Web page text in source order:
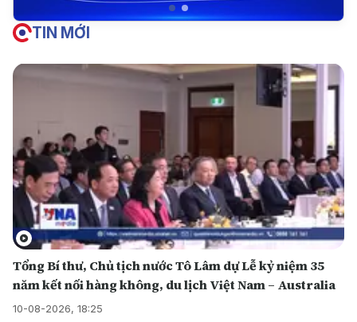
TIN MỚI
Tổng Bí thư, Chủ tịch nước Tô Lâm dự Lễ kỷ niệm 35
năm kết nối hàng không, du lịch Việt Nam – Australia
10-08-2026, 18:25